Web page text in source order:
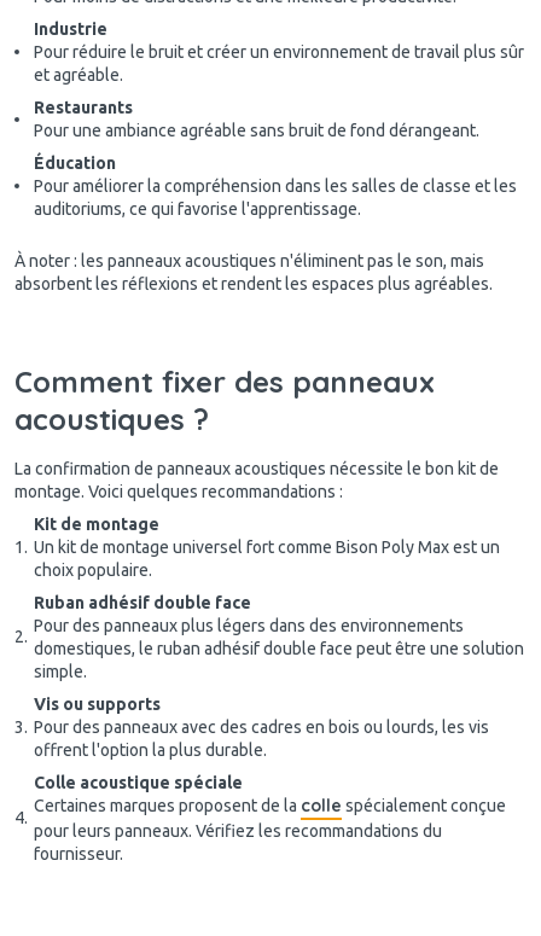
Industrie
Pour réduire le bruit et créer un environnement de travail plus sûr
et agréable.
Restaurants
Pour une ambiance agréable sans bruit de fond dérangeant.
Éducation
Pour améliorer la compréhension dans les salles de classe et les
auditoriums, ce qui favorise l'apprentissage.
À noter : les panneaux acoustiques n'éliminent pas le son, mais
absorbent les réflexions et rendent les espaces plus agréables.
Comment fixer des panneaux
acoustiques ?
La confirmation de panneaux acoustiques nécessite le bon kit de
montage. Voici quelques recommandations :
Kit de montage
Un kit de montage universel fort comme Bison Poly Max est un
choix populaire.
Ruban adhésif double face
Pour des panneaux plus légers dans des environnements
domestiques, le ruban adhésif double face peut être une solution
simple.
Vis ou supports
Pour des panneaux avec des cadres en bois ou lourds, les vis
offrent l'option la plus durable.
Colle acoustique spéciale
Certaines marques proposent de la colle spécialement conçue
pour leurs panneaux. Vérifiez les recommandations du
fournisseur.